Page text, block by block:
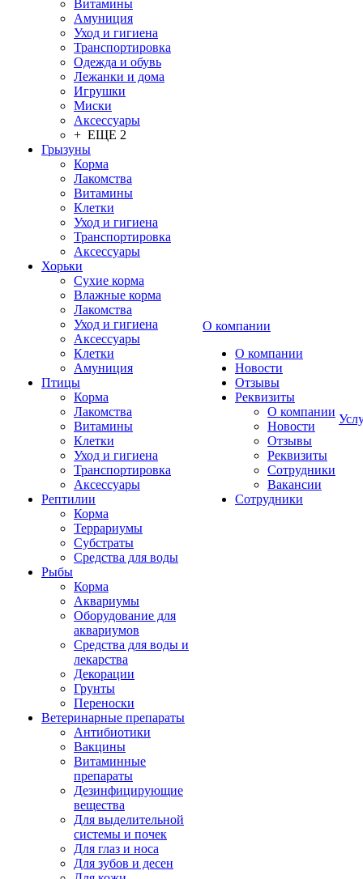
Витамины
Амуниция
Уход и гигиена
Транспортировка
Одежда и обувь
Лежанки и дома
Игрушки
Миски
Аксессуары
+ ЕЩЕ 2
Грызуны
Корма
Лакомства
Витамины
Клетки
Уход и гигиена
Транспортировка
Аксессуары
Хорьки
Сухие корма
Влажные корма
Лакомства
Уход и гигиена
Аксессуары
Клетки
Амуниция
Птицы
Корма
Лакомства
Витамины
Клетки
Уход и гигиена
Транспортировка
Аксессуары
Рептилии
Корма
Террариумы
Субстраты
Средства для воды
Рыбы
Корма
Аквариумы
Оборудование для
аквариумов
Средства для воды и
лекарства
Декорации
Грунты
Переноски
Ветеринарные препараты
Антибиотики
Вакцины
Витаминные
препараты
Дезинфицирующие
вещества
Для выделительной
системы и почек
Для глаз и носа
Для зубов и десен
О компании
О компании
Новости
Отзывы
Реквизиты
О компании
Новости
Отзывы
Реквизиты
Сотрудники
Вакансии
Сотрудники